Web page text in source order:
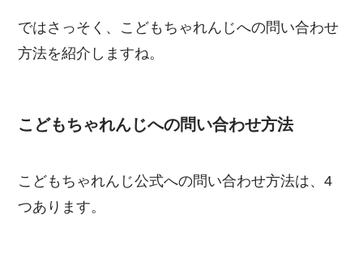
ではさっそく、こどもちゃれんじへの問い合わせ
方法を紹介しますね。
こどもちゃれんじへの問い合わせ方法
こどもちゃれんじ公式への問い合わせ方法は、4
つあります。